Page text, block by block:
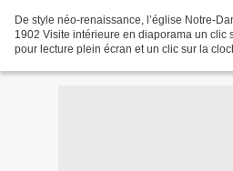
De style néo-renaissance, l’église Notre-
1902 Visite intérieure en diaporama un clic
pour lecture plein écran et un clic sur la